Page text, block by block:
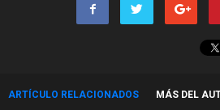
ARTÍCULO RELACIONADOS MÁS DEL